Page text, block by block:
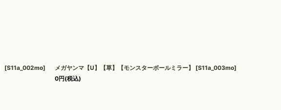
[S11a_002mo]
メガヤンマ【U】【草】【モンスターボールミラー】 [S11a_003mo]
0円(税込)